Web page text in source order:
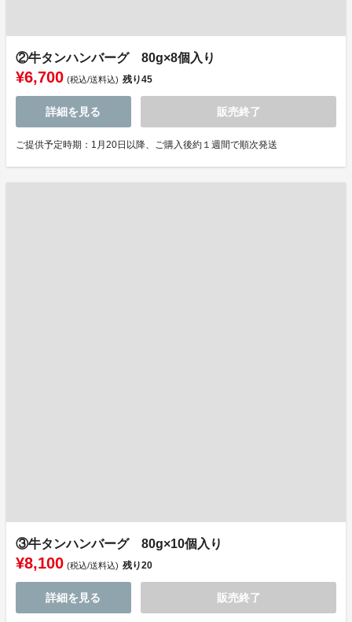
②牛タンハンバーグ 80g×8個入り
¥6,700 (税込/送料込) 残り45
詳細を見る 販売終了
ご提供予定時期：1月20日以降、ご購入後約１週間で順次発送
③牛タンハンバーグ 80g×10個入り
¥8,100 (税込/送料込) 残り20
詳細を見る 販売終了